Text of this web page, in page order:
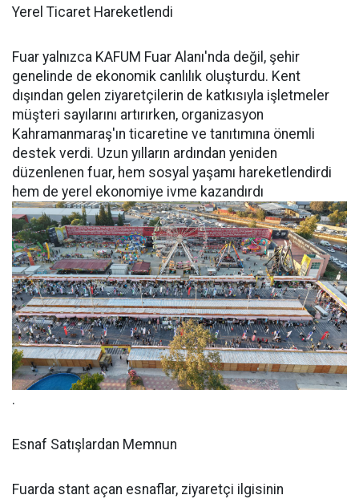
Yerel Ticaret Hareketlendi
Fuar yalnızca KAFUM Fuar Alanı'nda değil, şehir
genelinde de ekonomik canlılık oluşturdu. Kent
dışından gelen ziyaretçilerin de katkısıyla işletmeler
müşteri sayılarını artırırken, organizasyon
Kahramanmaraş'ın ticaretine ve tanıtımına önemli
destek verdi. Uzun yılların ardından yeniden
düzenlenen fuar, hem sosyal yaşamı hareketlendirdi
hem de yerel ekonomiye ivme kazandırdı
.
Esnaf Satışlardan Memnun
Fuarda stant açan esnaflar, ziyaretçi ilgisinin